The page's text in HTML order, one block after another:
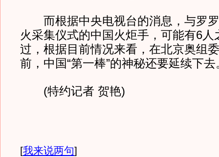
而根据中央电视台的消息，与罗罗
火采集仪式的中国火炬手，可能有6人
过，根据目前情况来看，在北京奥组
前，中国“第一棒”的神秘还要延续下去
(特约记者 贺艳)
[我来说两句]